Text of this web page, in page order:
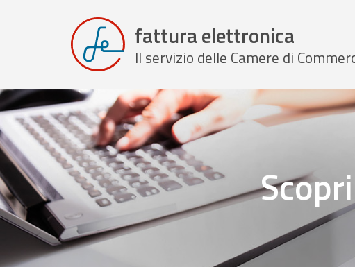
fattura elettronica
Il servizio delle Camere di